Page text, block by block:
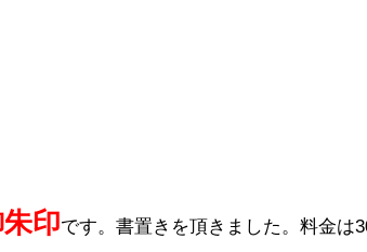
印です。書置きを頂きました。料金は